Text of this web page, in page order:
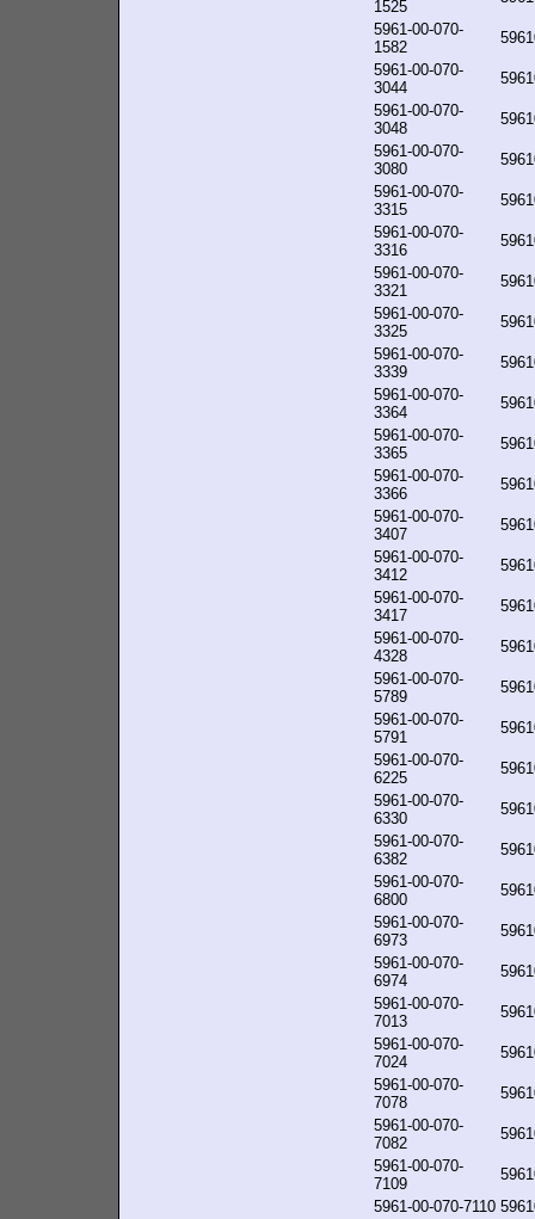
1525
5961-00-070-
1582
5961-00-070-
3044
5961-00-070-
3048
5961-00-070-
3080
5961-00-070-
3315
5961-00-070-
3316
5961-00-070-
3321
5961-00-070-
3325
5961-00-070-
3339
5961-00-070-
3364
5961-00-070-
3365
5961-00-070-
3366
5961-00-070-
3407
5961-00-070-
3412
5961-00-070-
3417
5961-00-070-
4328
5961-00-070-
5789
5961-00-070-
5791
5961-00-070-
6225
5961-00-070-
6330
5961-00-070-
6382
5961-00-070-
6800
5961-00-070-
6973
5961-00-070-
6974
5961-00-070-
7013
5961-00-070-
7024
5961-00-070-
7078
5961-00-070-
7082
5961-00-070-
7109
5961-00-070-7110